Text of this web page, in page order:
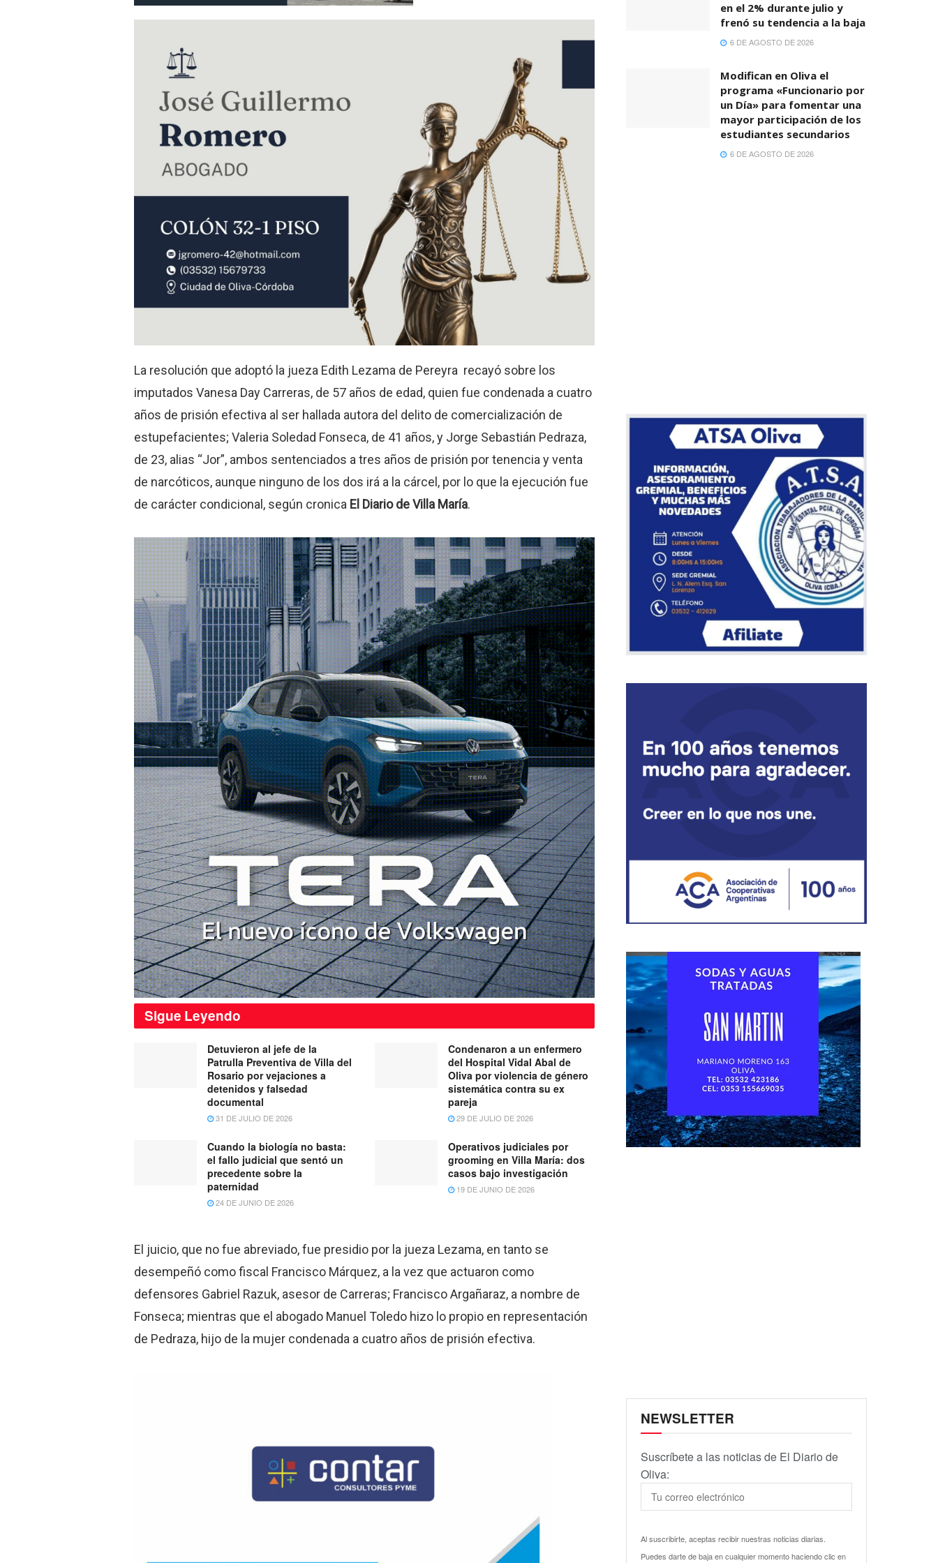
La resolución que adoptó la jueza Edith Lezama de Pereyra recayó sobre los
imputados Vanesa Day Carreras, de 57 años de edad, quien fue condenada a cuatro
años de prisión efectiva al ser hallada autora del delito de comercialización de
estupefacientes; Valeria Soledad Fonseca, de 41 años, y Jorge Sebastián Pedraza,
de 23, alias “Jor”, ambos sentenciados a tres años de prisión por tenencia y venta
de narcóticos, aunque ninguno de los dos irá a la cárcel, por lo que la ejecución fue
de carácter condicional, según cronica El Diario de Villa María.
Sigue Leyendo
Detuvieron al jefe de la
Patrulla Preventiva de Villa del
Rosario por vejaciones a
detenidos y falsedad
documental
31 DE JULIO DE 2026
Condenaron a un enfermero
del Hospital Vidal Abal de
Oliva por violencia de género
sistemática contra su ex
pareja
29 DE JULIO DE 2026
Cuando la biología no basta:
el fallo judicial que sentó un
precedente sobre la
paternidad
24 DE JUNIO DE 2026
Operativos judiciales por
grooming en Villa María: dos
casos bajo investigación
19 DE JUNIO DE 2026
El juicio, que no fue abreviado, fue presidio por la jueza Lezama, en tanto se
desempeñó como fiscal Francisco Márquez, a la vez que actuaron como
defensores Gabriel Razuk, asesor de Carreras; Francisco Argañaraz, a nombre de
Fonseca; mientras que el abogado Manuel Toledo hizo lo propio en representación
de Pedraza, hijo de la mujer condenada a cuatro años de prisión efectiva.
en el 2% durante julio y
frenó su tendencia a la baja
6 DE AGOSTO DE 2026
Modifican en Oliva el
programa «Funcionario por
un Día» para fomentar una
mayor participación de los
estudiantes secundarios
6 DE AGOSTO DE 2026
NEWSLETTER
Suscríbete a las noticias de El Diario de
Oliva:
Al suscribirte, aceptas recibir nuestras noticias diarias.
Puedes darte de baja en cualquier momento haciendo clic en